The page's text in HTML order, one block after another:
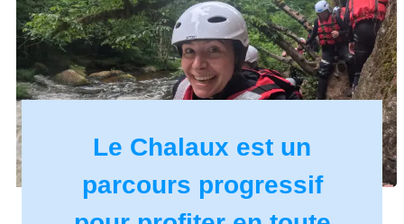
Le Chalaux est un
parcours progressif